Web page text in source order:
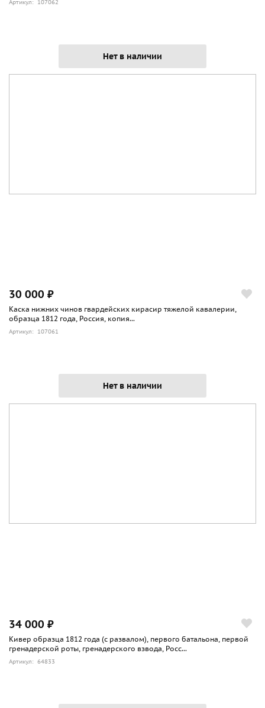
Артикул: 107062
Нет в наличии
30 000 ₽
Каска нижних чинов гвардейских кирасир тяжелой кавалерии,
образца 1812 года, Россия, копия...
Артикул: 107061
Нет в наличии
34 000 ₽
Кивер образца 1812 года (с развалом), первого батальона, первой
гренадерской роты, гренадерского взвода, Росс...
Артикул: 64833